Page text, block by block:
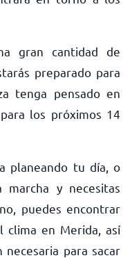
gran cantidad de
preparado para
tenga pensado en
los próximos 14
planeando tu día, o
y necesitas
puedes encontrar
clima en Merida, así
para sacar